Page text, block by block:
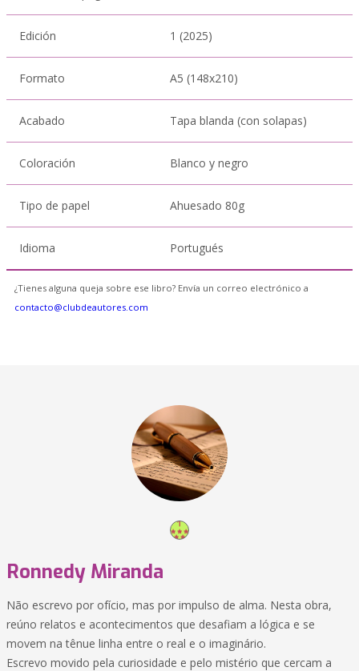
Edición 1 (2025)
Formato A5 (148x210)
Acabado Tapa blanda (con solapas)
Coloración Blanco y negro
Tipo de papel Ahuesado 80g
Idioma Portugués
¿Tienes alguna queja sobre ese libro? Envía un correo electrónico a
contacto@clubdeautores.com
Ronnedy Miranda
Não escrevo por ofício, mas por impulso de alma. Nesta obra,
reúno relatos e acontecimentos que desafiam a lógica e se
movem na tênue linha entre o real e o imaginário.
Escrevo movido pela curiosidade e pelo mistério que cercam a